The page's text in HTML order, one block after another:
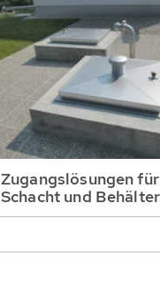
Zugangslösungen für
Schacht und Behälter